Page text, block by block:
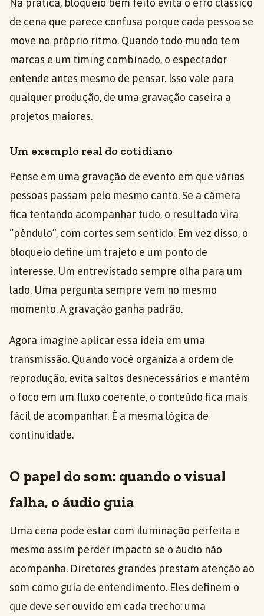
Na prática, bloqueio bem feito evita o erro clássico
de cena que parece confusa porque cada pessoa se
move no próprio ritmo. Quando todo mundo tem
marcas e um timing combinado, o espectador
entende antes mesmo de pensar. Isso vale para
qualquer produção, de uma gravação caseira a
projetos maiores.
Um exemplo real do cotidiano
Pense em uma gravação de evento em que várias
pessoas passam pelo mesmo canto. Se a câmera
fica tentando acompanhar tudo, o resultado vira
“pêndulo”, com cortes sem sentido. Em vez disso, o
bloqueio define um trajeto e um ponto de
interesse. Um entrevistado sempre olha para um
lado. Uma pergunta sempre vem no mesmo
momento. A gravação ganha padrão.
Agora imagine aplicar essa ideia em uma
transmissão. Quando você organiza a ordem de
reprodução, evita saltos desnecessários e mantém
o foco em um fluxo coerente, o conteúdo fica mais
fácil de acompanhar. É a mesma lógica de
continuidade.
O papel do som: quando o visual
falha, o áudio guia
Uma cena pode estar com iluminação perfeita e
mesmo assim perder impacto se o áudio não
acompanha. Diretores grandes prestam atenção ao
som como guia de entendimento. Eles definem o
que deve ser ouvido em cada trecho: uma